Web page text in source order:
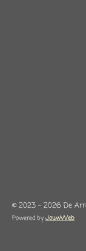
© 2023 - 2026 De
Powered byJouwWeb